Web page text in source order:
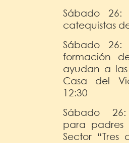
Sábado 26:
catequistas
Sábado 26:
formación
ayudan a
Casa del
12:30
Sábado
para
Sector “Tres